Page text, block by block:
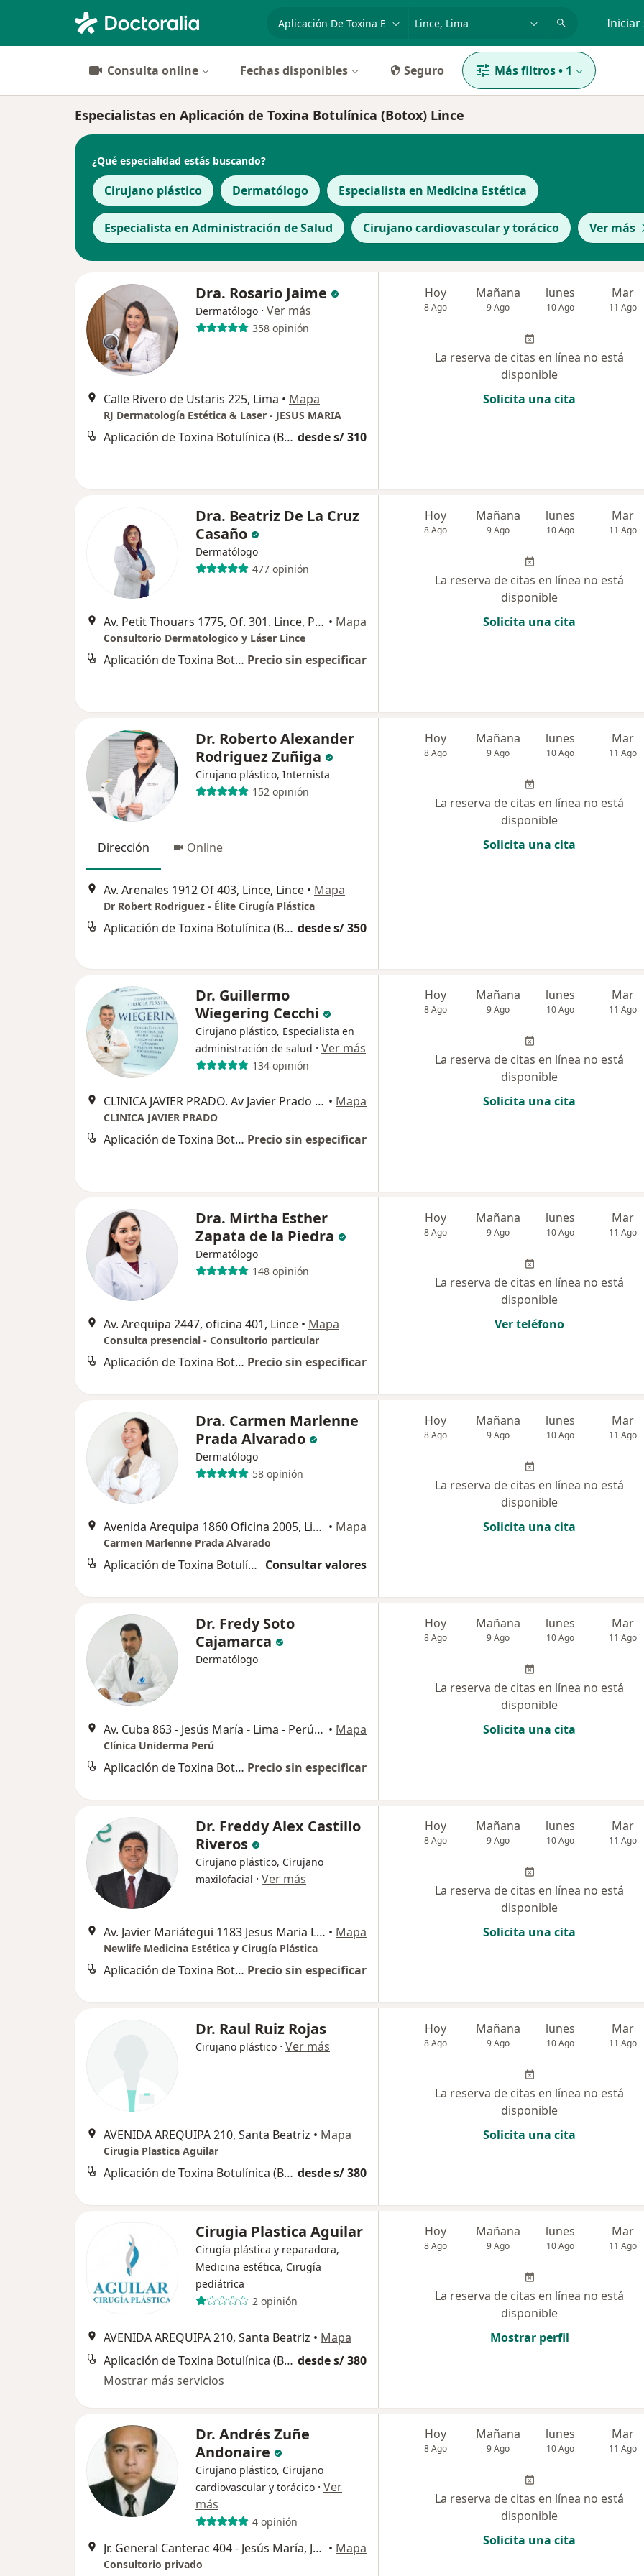
especialidad, enfermedad o nombre Iniciar
Consulta online Fechas disponibles Seguro Más filtros• 1
Especialistas en Aplicación de Toxina Botulínica (Botox) Lince
¿Qué especialidad estás buscando?
Cirujano plástico Dermatólogo Especialista en Medicina Estética
Especialista en Administración de Salud Cirujano cardiovascular y torácico Ver más
Dra. Rosario Jaime
Dermatólogo · Ver más
358 opinión
Calle Rivero de Ustaris 225, Lima • Mapa
RJ Dermatología Estética & Laser - JESUS MARIA
Aplicación de Toxina Botulínica (Botox) desde s/ 310
Hoy
8 Ago
Mañana
9 Ago
lunes
10 Ago
Mar
11 Ago
La reserva de citas en línea no está
disponible
Solicita una cita
Dra. Beatriz De La Cruz
Casaño
Dermatólogo
477 opinión
Av. Petit Thouars 1775, Of. 301. Lince, Perú, Lima • Mapa
Consultorio Dermatologico y Láser Lince
Aplicación de Toxina Botulínica (Botox) Precio sin especificar
Hoy
8 Ago
Mañana
9 Ago
lunes
10 Ago
Mar
11 Ago
La reserva de citas en línea no está
disponible
Solicita una cita
Dr. Roberto Alexander
Rodriguez Zuñiga
Cirujano plástico, Internista
152 opinión
Dirección Online
Av. Arenales 1912 Of 403, Lince, Lince • Mapa
Dr Robert Rodriguez - Élite Cirugía Plástica
Aplicación de Toxina Botulínica (Botox) desde s/ 350
Hoy
8 Ago
Mañana
9 Ago
lunes
10 Ago
Mar
11 Ago
La reserva de citas en línea no está
disponible
Solicita una cita
Dr. Guillermo
Wiegering Cecchi
Cirujano plástico, Especialista en
administración de salud · Ver más
134 opinión
CLINICA JAVIER PRADO. Av Javier Prado Este 499, 2do piso Of. 215, San Isidro • Mapa
CLINICA JAVIER PRADO
Aplicación de Toxina Botulínica (Botox) Precio sin especificar
Hoy
8 Ago
Mañana
9 Ago
lunes
10 Ago
Mar
11 Ago
La reserva de citas en línea no está
disponible
Solicita una cita
Dra. Mirtha Esther
Zapata de la Piedra
Dermatólogo
148 opinión
Av. Arequipa 2447, oficina 401, Lince • Mapa
Consulta presencial - Consultorio particular
Aplicación de Toxina Botulínica (Botox) Precio sin especificar
Hoy
8 Ago
Mañana
9 Ago
lunes
10 Ago
Mar
11 Ago
La reserva de citas en línea no está
disponible
Ver teléfono
Dra. Carmen Marlenne
Prada Alvarado
Dermatólogo
58 opinión
Avenida Arequipa 1860 Oficina 2005, Lince • Mapa
Carmen Marlenne Prada Alvarado
Aplicación de Toxina Botulínica (Botox) Consultar valores
Hoy
8 Ago
Mañana
9 Ago
lunes
10 Ago
Mar
11 Ago
La reserva de citas en línea no está
disponible
Solicita una cita
Dr. Fredy Soto
Cajamarca
Dermatólogo
Av. Cuba 863 - Jesús María - Lima - Perú, Lima • Mapa
Clínica Uniderma Perú
Aplicación de Toxina Botulínica (Botox) Precio sin especificar
Hoy
8 Ago
Mañana
9 Ago
lunes
10 Ago
Mar
11 Ago
La reserva de citas en línea no está
disponible
Solicita una cita
Dr. Freddy Alex Castillo
Riveros
Cirujano plástico, Cirujano
maxilofacial · Ver más
Av. Javier Mariátegui 1183 Jesus Maria Lima, Jesús María • Mapa
Newlife Medicina Estética y Cirugía Plástica
Aplicación de Toxina Botulínica (Botox) Precio sin especificar
Hoy
8 Ago
Mañana
9 Ago
lunes
10 Ago
Mar
11 Ago
La reserva de citas en línea no está
disponible
Solicita una cita
Dr. Raul Ruiz Rojas
Cirujano plástico · Ver más
AVENIDA AREQUIPA 210, Santa Beatriz • Mapa
Cirugia Plastica Aguilar
Aplicación de Toxina Botulínica (Botox) desde s/ 380
Hoy
8 Ago
Mañana
9 Ago
lunes
10 Ago
Mar
11 Ago
La reserva de citas en línea no está
disponible
Solicita una cita
Cirugia Plastica Aguilar
Cirugía plástica y reparadora,
Medicina estética, Cirugía
pediátrica
2 opinión
AVENIDA AREQUIPA 210, Santa Beatriz • Mapa
Aplicación de Toxina Botulínica (Botox) desde s/ 380
Mostrar más servicios
Hoy
8 Ago
Mañana
9 Ago
lunes
10 Ago
Mar
11 Ago
La reserva de citas en línea no está
disponible
Mostrar perfil
Dr. Andrés Zuñe
Andonaire
Cirujano plástico, Cirujano
cardiovascular y torácico · Ver
más
4 opinión
Jr. General Canterac 404 - Jesús María, Jesús María • Mapa
Consultorio privado
Hoy
8 Ago
Mañana
9 Ago
lunes
10 Ago
Mar
11 Ago
La reserva de citas en línea no está
disponible
Solicita una cita